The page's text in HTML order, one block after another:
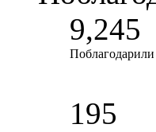
9,245
Поблагодарили
195